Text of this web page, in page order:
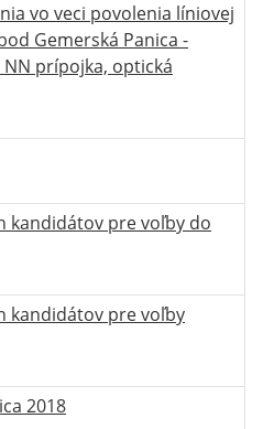
vo veci povolenia líniovej
Gemerská Panica -
prípojka, optická
kandidátov pre voľby do
kandidátov pre voľby
2018